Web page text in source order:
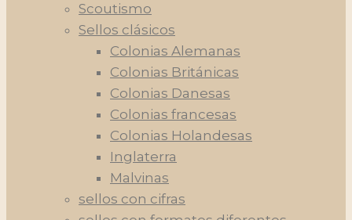
Scoutismo
Sellos clásicos
Colonias Alemanas
Colonias Británicas
Colonias Danesas
Colonias francesas
Colonias Holandesas
Inglaterra
Malvinas
sellos con cifras